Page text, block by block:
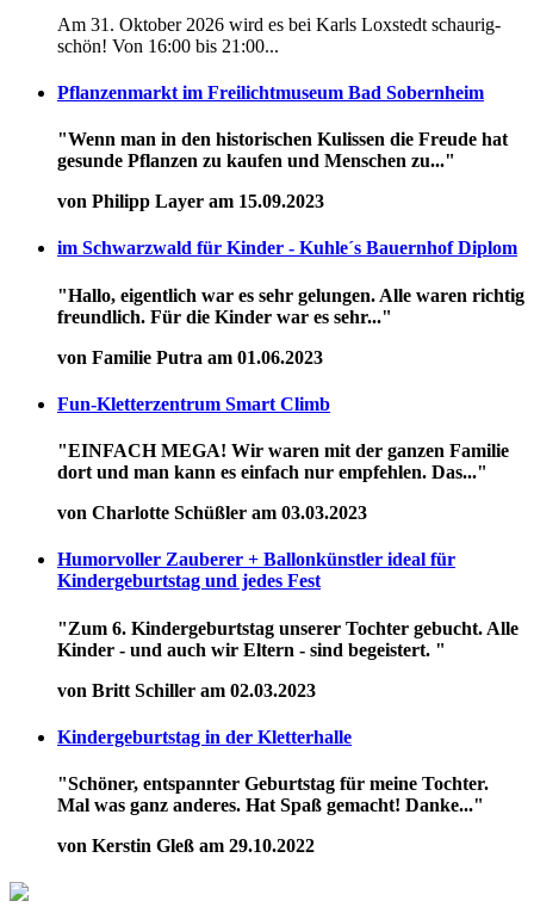
Am 31. Oktober 2026 wird es bei Karls Loxstedt schaurig-
schön! Von 16:00 bis 21:00...
Pflanzenmarkt im Freilichtmuseum Bad Sobernheim
"Wenn man in den historischen Kulissen die Freude hat
gesunde Pflanzen zu kaufen und Menschen zu..."
von Philipp Layer am 15.09.2023
im Schwarzwald für Kinder - Kuhle´s Bauernhof Diplom
"Hallo, eigentlich war es sehr gelungen. Alle waren richtig
freundlich. Für die Kinder war es sehr..."
von Familie Putra am 01.06.2023
Fun-Kletterzentrum Smart Climb
"EINFACH MEGA! Wir waren mit der ganzen Familie
dort und man kann es einfach nur empfehlen. Das..."
von Charlotte Schüßler am 03.03.2023
Humorvoller Zauberer + Ballonkünstler ideal für
Kindergeburtstag und jedes Fest
"Zum 6. Kindergeburtstag unserer Tochter gebucht. Alle
Kinder - und auch wir Eltern - sind begeistert. "
von Britt Schiller am 02.03.2023
Kindergeburtstag in der Kletterhalle
"Schöner, entspannter Geburtstag für meine Tochter.
Mal was ganz anderes. Hat Spaß gemacht! Danke..."
von Kerstin Gleß am 29.10.2022